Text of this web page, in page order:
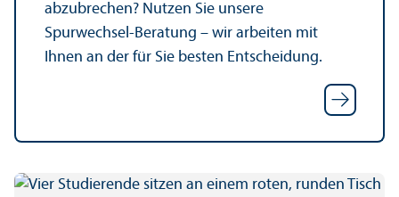
abzubrechen? Nutzen Sie unsere
Spurwechsel-Beratung – wir arbeiten mit
Ihnen an der für Sie besten Entscheidung.